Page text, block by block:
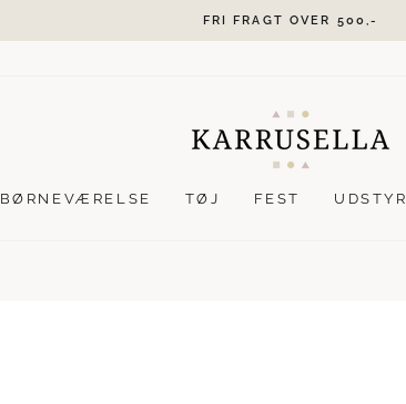
Stop
GRATIS GAVEINDPAKNING
BØRNEVÆRELSE TØJ FEST UDSTYR